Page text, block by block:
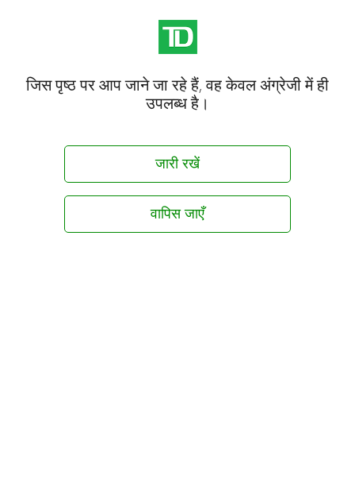
जिस पृष्ठ पर आप जाने जा रहे हैं, वह केवल अंग्रेजी में ही
उपलब्ध है।
जारी रखें
वापिस जाएँ